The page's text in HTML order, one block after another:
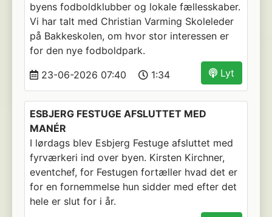
byens fodboldklubber og lokale fællesskaber.
Vi har talt med Christian Varming Skoleleder
på Bakkeskolen, om hvor stor interessen er
for den nye fodboldpark.
Lyt
23-06-2026 07:40 1:34
ESBJERG FESTUGE AFSLUTTET MED
MANÉR
I lørdags blev Esbjerg Festuge afsluttet med
fyrværkeri ind over byen. Kirsten Kirchner,
eventchef, for Festugen fortæller hvad det er
for en fornemmelse hun sidder med efter det
hele er slut for i år.